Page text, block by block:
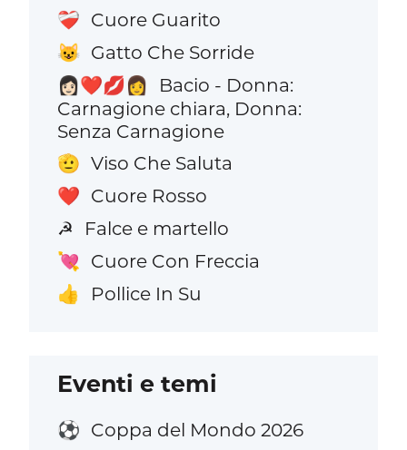
❤️‍🩹 Cuore Guarito
😺 Gatto Che Sorride
👩🏻‍❤️‍💋‍👩
Bacio - Donna:
Carnagione chiara, Donna:
Senza Carnagione
🫡 Viso Che Saluta
❤️ Cuore Rosso
☭ Falce e martello
💘 Cuore Con Freccia
👍 Pollice In Su
Eventi e temi
⚽ Coppa del Mondo 2026